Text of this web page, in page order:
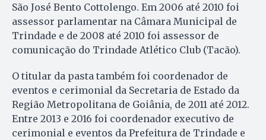
São José Bento Cottolengo. Em 2006 até 2010 foi
assessor parlamentar na Câmara Municipal de
Trindade e de 2008 até 2010 foi assessor de
comunicação do Trindade Atlético Club (Tacão).
O titular da pasta também foi coordenador de
eventos e cerimonial da Secretaria de Estado da
Região Metropolitana de Goiânia, de 2011 até 2012.
Entre 2013 e 2016 foi coordenador executivo de
cerimonial e eventos da Prefeitura de Trindade e